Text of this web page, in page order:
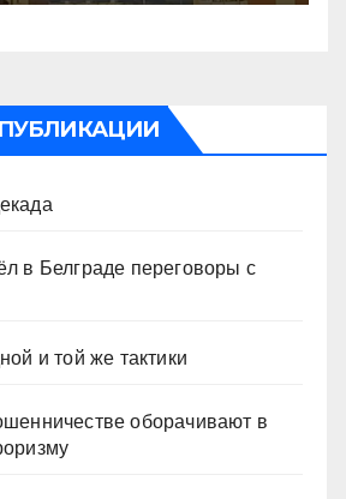
в Белграде переговоры с
и той же тактики
оборачивают в